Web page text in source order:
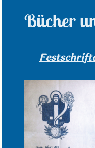
Bücher